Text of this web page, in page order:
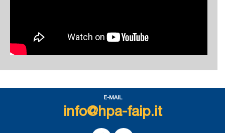
E-MAIL
info@hpa-faip.it